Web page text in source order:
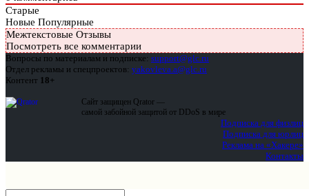
Старые
Новые Популярные
Межтекстовые Отзывы
Посмотреть все комментарии
Вопросы по материалам и подписке: support@glc.ru
Отдел рекламы и спецпроектов: yakovleva.a@glc.ru
Контент 18+
Сайт защищен Qrator —
самой забойной защитой от DDoS в мире
Подписка для физлиц
Подписка для юрлиц
Реклама на «Хакере»
Контакты